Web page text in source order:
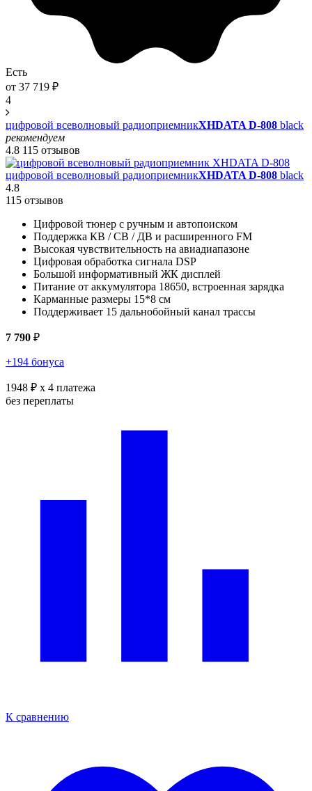
Есть
от 37 719 ₽
4
цифровой всеволновый радиоприемникXHDATA D-808 black
рекомендуем
4.8 115 отзывов
цифровой всеволновый радиоприемникXHDATA D-808 black
4.8
115 отзывов
Цифровой тюнер с ручным и автопоиском
Поддержка КВ / СВ / ДВ и расширенного FM
Высокая чувствительность на авиадиапазоне
Цифровая обработка сигнала DSP
Большой информативный ЖК дисплей
Питание от аккумулятора 18650, встроенная зарядка
Карманные размеры 15*8 см
Поддерживает 15 дальнобойный канал трассы
7 790 ₽
+194 бонуса
1948 ₽ x 4 платежа
без переплаты
К сравнению